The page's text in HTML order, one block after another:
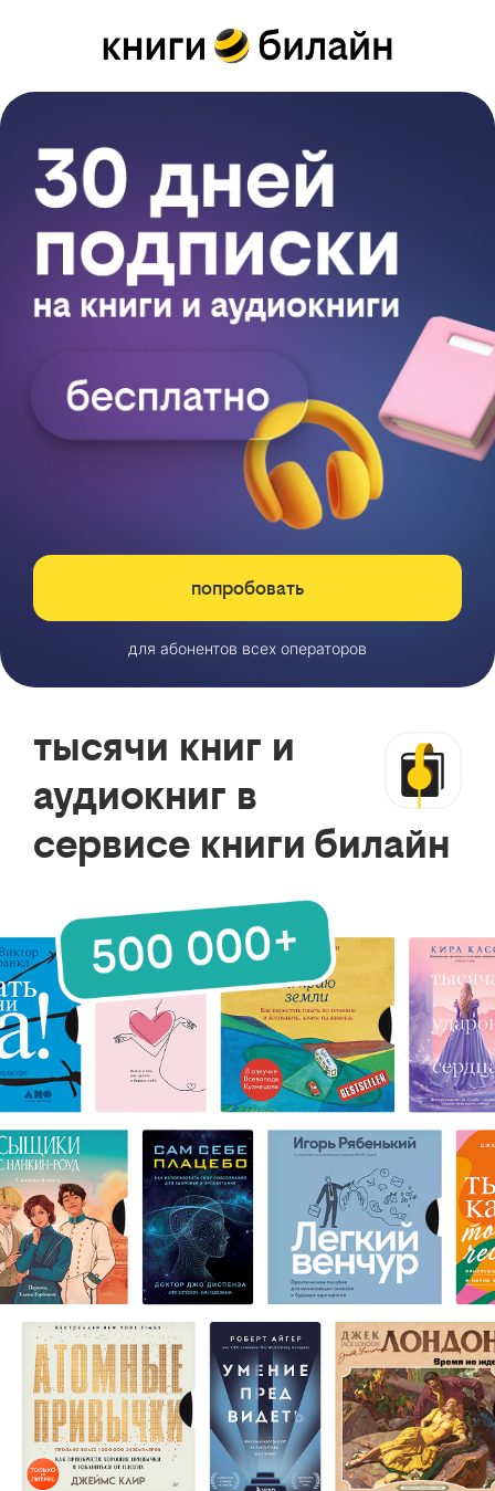
попробовать
для абонентов всех операторов
тысячи книг и
аудиокниг в
сервисе книги билайн